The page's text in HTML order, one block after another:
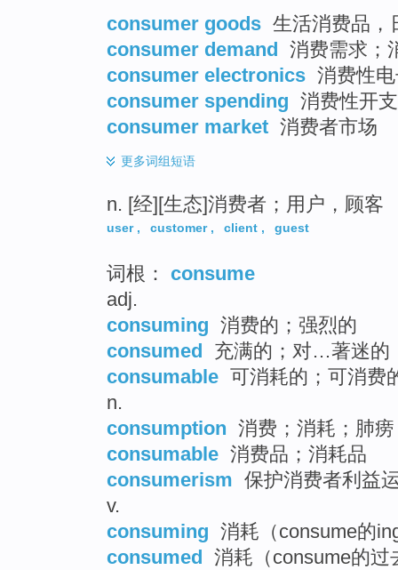
consumer goods 生活消费品，
consumer demand 消费需求；
consumer electronics 消费性
consumer spending 消费性开
consumer market 消费者市场
更多词组短语
n. [经][生态]消费者；用户，顾客
user, customer, client , guest
词根： consume
adj.
consuming 消费的；强烈的
consumed
充满的；对…著迷的
consumable 可消耗的；可消费
n.
consumption 消费；消耗；肺痨
consumable 消费品；消耗品
consumerism 保护消费者利益
v.
consuming 消耗（consume的
consumed
消耗（consume的过